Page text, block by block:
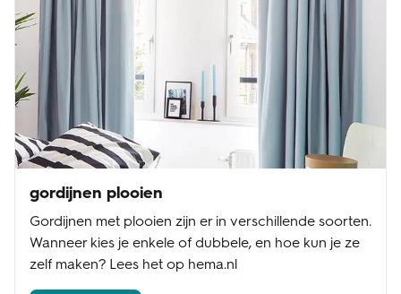
gordijnen plooien
Gordijnen met plooien zijn er in verschillende soorten.
Wanneer kies je enkele of dubbele, en hoe kun je ze
zelf maken? Lees het op hema.nl